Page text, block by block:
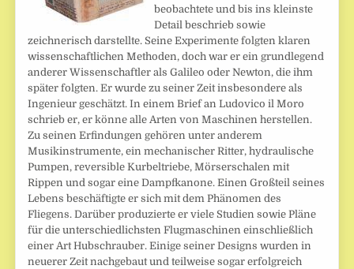
beobachtete und bis ins kleinste
Detail beschrieb sowie
zeichnerisch darstellte. Seine Experimente folgten klaren
wissenschaftlichen Methoden, doch war er ein grundlegend
anderer Wissenschaftler als Galileo oder Newton, die ihm
später folgten. Er wurde zu seiner Zeit insbesondere als
Ingenieur geschätzt. In einem Brief an Ludovico il Moro
schrieb er, er könne alle Arten von Maschinen herstellen.
Zu seinen Erfindungen gehören unter anderem
Musikinstrumente, ein mechanischer Ritter, hydraulische
Pumpen, reversible Kurbeltriebe, Mörserschalen mit
Rippen und sogar eine Dampfkanone. Einen Großteil seines
Lebens beschäftigte er sich mit dem Phänomen des
Fliegens. Darüber produzierte er viele Studien sowie Pläne
für die unterschiedlichsten Flugmaschinen einschließlich
einer Art Hubschrauber. Einige seiner Designs wurden in
neuerer Zeit nachgebaut und teilweise sogar erfolgreich